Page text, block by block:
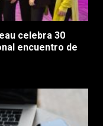
celebra 30
encuentro de